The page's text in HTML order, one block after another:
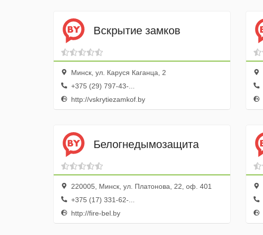
Вскрытие замков
Минск, ул. Каруся Каганца, 2
+375 (29) 797-43-...
http://vskrytiezamkof.by
Белогнедымозащита
220005, Минск, ул. Платонова, 22, оф. 401
+375 (17) 331-62-...
http://fire-bel.by